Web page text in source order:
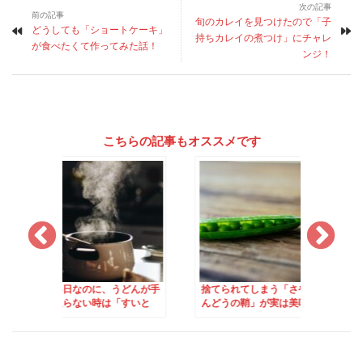
前の記事
どうしても「ショートケーキ」
が食べたくて作ってみた話！
次の記事
旬のカレイを見つけたので「子
持ちカレイの煮つけ」にチャレ
ンジ！
こちらの記事もオススメです
に、うどんが手
捨てられてしまう「さやえ
んどうの鞘」が実は美味し
生サーモンで「塩鮭
にチャレンジ！